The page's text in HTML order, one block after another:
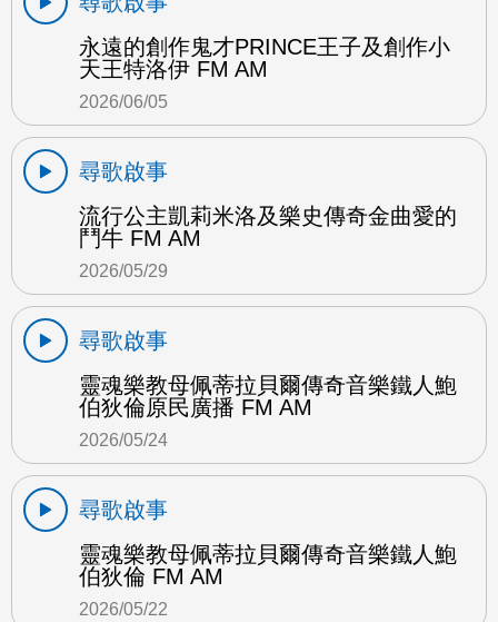
永遠的創作鬼才PRINCE王子及創作小
天王特洛伊 FM AM
2026/06/05
尋歌啟事
流行公主凱莉米洛及樂史傳奇金曲愛的
鬥牛 FM AM
2026/05/29
尋歌啟事
靈魂樂教母佩蒂拉貝爾傳奇音樂鐵人鮑
伯狄倫原民廣播 FM AM
2026/05/24
尋歌啟事
靈魂樂教母佩蒂拉貝爾傳奇音樂鐵人鮑
伯狄倫 FM AM
2026/05/22